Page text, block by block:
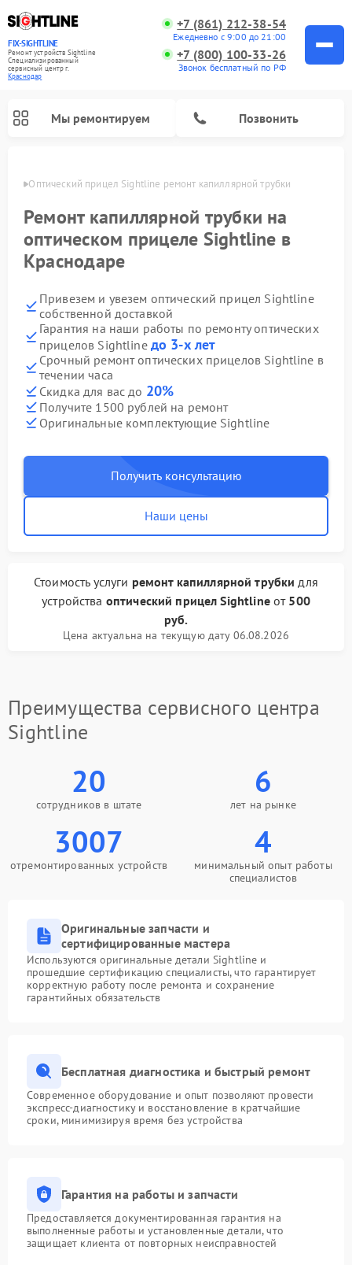
FIX-SIGHTLINE
Ремонт устройств Sightline
Специализированный
cервисный центр г.
Краснодар
+7 (861) 212-38-54
Ежедневно с 9:00 до 21:00
+7 (800) 100-33-26
Звонок бесплатный по РФ
Мы ремонтируем Позвонить
Оптический прицел Sightline ремонт капиллярной трубки
Ремонт капиллярной трубки на
оптическом прицеле Sightline в
Краснодаре
Привезем и увезем оптический прицел Sightline
собственной доставкой
Гарантия на наши работы по ремонту оптических
прицелов Sightline до 3-х лет
Срочный ремонт оптических прицелов Sightline в
течении часа
Скидка для вас до 20%
Получите 1500 рублей на ремонт
Оригинальные комплектующие Sightline
Получить консультацию
Наши цены
Стоимость услуги ремонт капиллярной трубки для
устройства оптический прицел Sightlineот 500
руб.
Цена актуальна на текущую дату 06.08.2026
Преимущества сервисного центра
Sightline
20
сотрудников в штате
6
лет на рынке
3007
отремонтированных устройств
4
минимальный опыт работы
специалистов
Оригинальные запчасти и
сертифицированные мастера
Используются оригинальные детали Sightline и
прошедшие сертификацию специалисты, что гарантирует
корректную работу после ремонта и сохранение
гарантийных обязательств
Бесплатная диагностика и быстрый ремонт
Современное оборудование и опыт позволяют провести
экспресс-диагностику и восстановление в кратчайшие
сроки, минимизируя время без устройства
Гарантия на работы и запчасти
Предоставляется документированная гарантия на
выполненные работы и установленные детали, что
защищает клиента от повторных неисправностей